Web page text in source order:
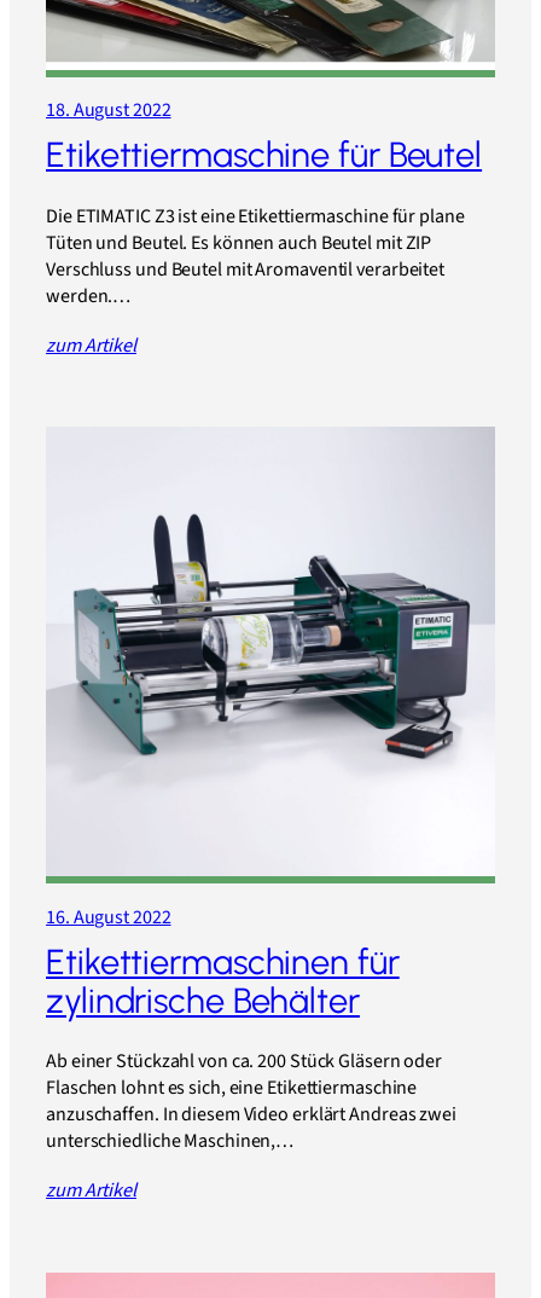
18. August 2022
Etikettiermaschine für Beutel
Die ETIMATIC Z3 ist eine Etikettiermaschine für plane
Tüten und Beutel. Es können auch Beutel mit ZIP
Verschluss und Beutel mit Aromaventil verarbeitet
werden.…
zum Artikel
16. August 2022
Etikettiermaschinen für
zylindrische Behälter
Ab einer Stückzahl von ca. 200 Stück Gläsern oder
Flaschen lohnt es sich, eine Etikettiermaschine
anzuschaffen. In diesem Video erklärt Andreas zwei
unterschiedliche Maschinen,…
zum Artikel